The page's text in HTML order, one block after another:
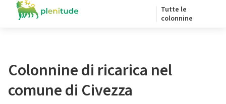
Tutte le
colonnine
Colonnine di ricarica nel
comune di Civezza